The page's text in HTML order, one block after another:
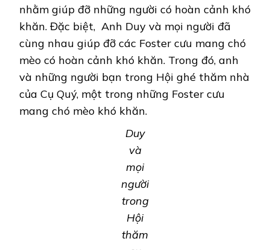
nhằm giúp đỡ những người có hoàn cảnh khó
khăn. Đặc biệt, Anh Duy và mọi người đã
cùng nhau giúp đỡ các Foster cưu mang chó
mèo có hoàn cảnh khó khăn. Trong đó, anh
và những người bạn trong Hội ghé thăm nhà
của Cụ Quý, một trong những Foster cưu
mang chó mèo khó khăn.
Duy
và
mọi
người
trong
Hội
thăm